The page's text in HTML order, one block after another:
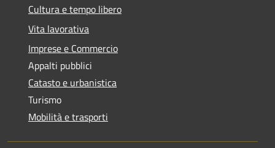
Cultura e tempo libero
Vita lavorativa
Imprese e Commercio
Appalti pubblici
Catasto e urbanistica
Turismo
Mobilità e trasporti